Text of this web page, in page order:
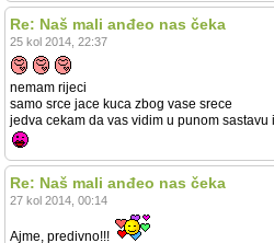
Re: Naš mali anđeo nas čeka
25 kol 2014, 22:37
nemam rijeci
samo srce jace kuca zbog vase srece
jedva cekam da vas vidim u punom
Re: Naš mali anđeo nas čeka
27 kol 2014, 00:14
Ajme, predivno!!!